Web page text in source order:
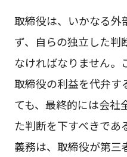
取締役は、いかなる外
ず、自らの独立した判
なければなりません。
取締役の利益を代弁す
ても、最終的には会社
た判断を下すべきであ
義務は、取締役が第三